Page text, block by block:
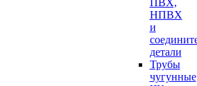
ПВХ,
НПВХ
и
детали
Трубы
чугунные